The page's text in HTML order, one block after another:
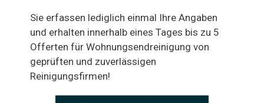
Sie erfassen lediglich einmal Ihre Angaben
und erhalten innerhalb eines Tages bis zu 5
Offerten für Wohnungsendreinigung von
geprüften und zuverlässigen
Reinigungsfirmen!